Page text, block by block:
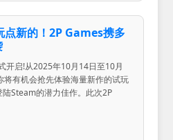
新的！2P Games携多
开启!从2025年10月14日至10月
有机会抢先体验海量新作的试玩
Steam的潜力佳作。此次2P